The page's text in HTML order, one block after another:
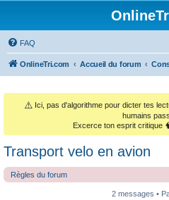
FAQ
OnlineTri.com Accueil du forum
⚠️ Ici, pas d'algorithme pour dicter tes
humains
Excerce ton esprit critique
Transport velo en avion
Règles du forum
2 messages •